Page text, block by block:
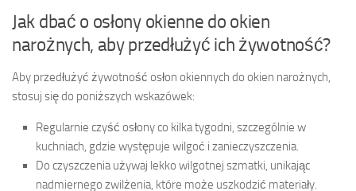
Jak dbać o osłony okienne do okien
narożnych, aby przedłużyć ich żywotność?
Aby przedłużyć żywotność osłon okiennych do okien narożnych,
stosuj się do poniższych wskazówek:
Regularnie czyść osłony co kilka tygodni, szczególnie w
kuchniach, gdzie występuje wilgoć i zanieczyszczenia.
Do czyszczenia używaj lekko wilgotnej szmatki, unikając
nadmiernego zwilżenia, które może uszkodzić materiały.